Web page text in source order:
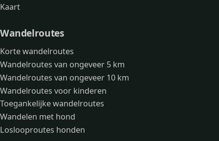
Kaart
Wandelroutes
Korte wandelroutes
Wandelroutes van ongeveer 5 km
Wandelroutes van ongeveer 10 km
Wandelroutes voor kinderen
Toegankelijke wandelroutes
Wandelen met hond
Loslooproutes honden